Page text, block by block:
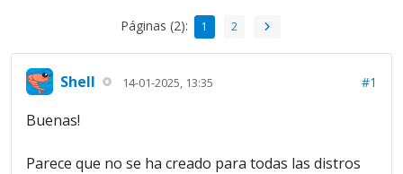
Páginas (2): 1 2
Shell 14-01-2025, 13:35 #1
Buenas!
Parece que no se ha creado para todas las distros